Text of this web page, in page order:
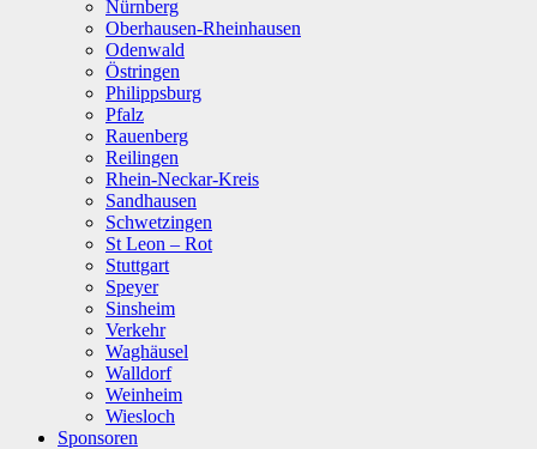
Nürnberg
Oberhausen-Rheinhausen
Odenwald
Östringen
Philippsburg
Pfalz
Rauenberg
Reilingen
Rhein-Neckar-Kreis
Sandhausen
Schwetzingen
St Leon – Rot
Stuttgart
Speyer
Sinsheim
Verkehr
Waghäusel
Walldorf
Weinheim
Wiesloch
Sponsoren